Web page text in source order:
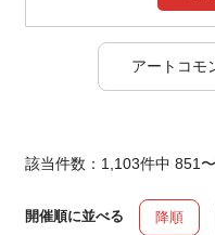
アートコモ
該当件数：1,103件中 851
開催順に並べる 降順